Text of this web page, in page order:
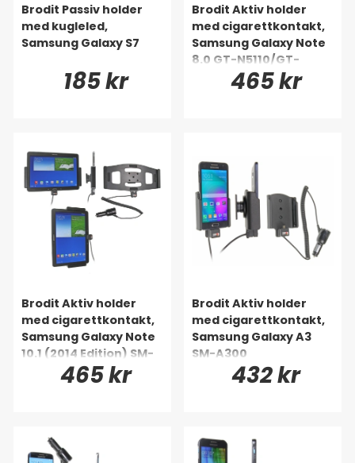
Brodit Passiv holder
med kugleled,
Samsung Galaxy S7
185 kr
Brodit Aktiv holder
med cigarettkontakt,
Samsung Galaxy Note
8.0 GT-N5110/GT-
465 kr
Brodit Aktiv holder
med cigarettkontakt,
Samsung Galaxy Note
10.1 (2014 Edition) SM-
P6000/SM-P6050
465 kr
Brodit Aktiv holder
med cigarettkontakt,
Samsung Galaxy A3
SM-A300
432 kr